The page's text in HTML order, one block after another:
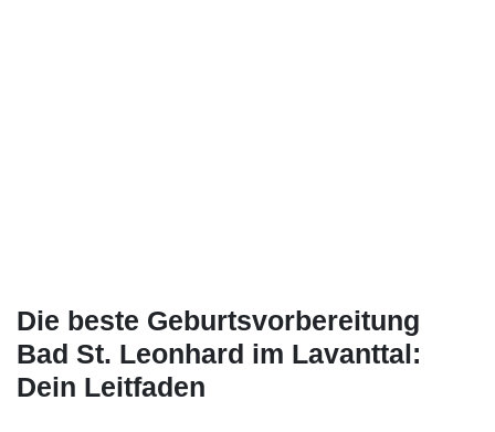
Die beste Geburtsvorbereitung
Bad St. Leonhard im Lavanttal:
Dein Leitfaden